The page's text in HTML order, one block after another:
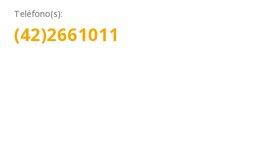
Teléfono(s):
(42)2661011